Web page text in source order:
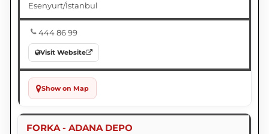
Esenyurt/İstanbul
444 86 99
Visit Website
Show on Map
FORKA - ADANA DEPO